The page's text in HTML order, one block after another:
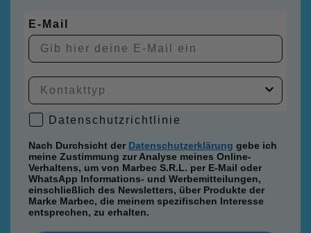
E-Mail
Datenschutzrichtlinie
Datenschutzrichtlinie
Nach Durchsicht der Datenschutzerklärung gebe ich
meine Zustimmung zur Analyse meines Online-
Verhaltens, um von Marbec S.R.L. per E-Mail oder
WhatsApp Informations- und Werbemitteilungen,
einschließlich des Newsletters, über Produkte der
Marke Marbec, die meinem spezifischen Interesse
entsprechen, zu erhalten.